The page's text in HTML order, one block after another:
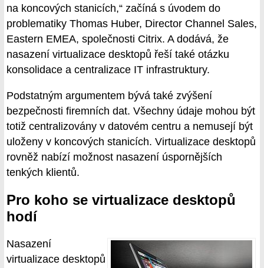
na koncových stanicích,“ začíná s úvodem do
problematiky Thomas Huber, Director Channel Sales,
Eastern EMEA, společnosti Citrix. A dodává, že
nasazení virtualizace desktopů řeší také otázku
konsolidace a centralizace IT infrastruktury.
Podstatným argumentem bývá také zvýšení
bezpečnosti firemních dat. Všechny údaje mohou být
totiž centralizovány v datovém centru a nemusejí být
uloženy v koncových stanicích. Virtualizace desktopů
rovněž nabízí možnost nasazení úspornějších
tenkých klientů.
Pro koho se virtualizace desktopů
hodí
Nasazení
virtualizace desktopů